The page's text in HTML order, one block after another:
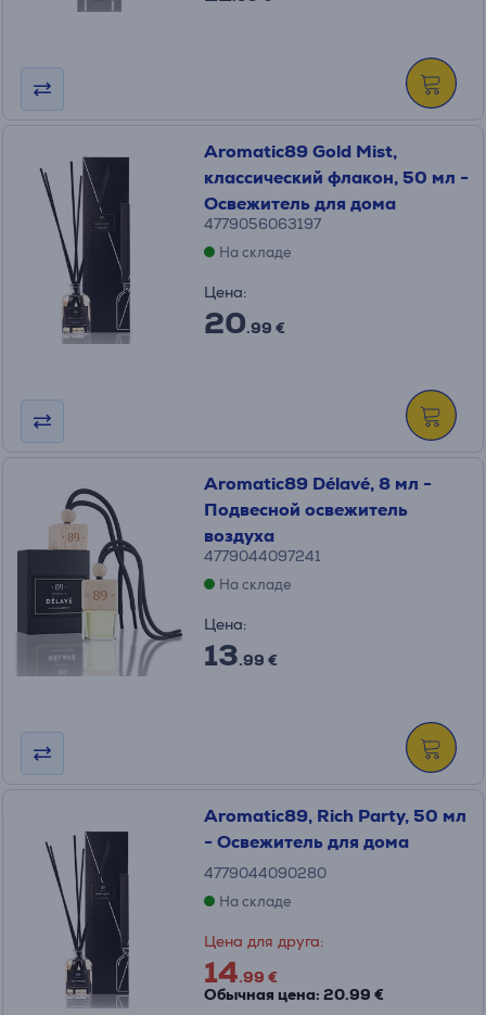
Aromatic89 Gold Mist,
классический флакон, 50 мл -
Освежитель для дома
4779056063197
На складе
Цена:
20.99 €
Aromatic89 Délavé, 8 мл -
Подвесной освежитель
воздуха
4779044097241
На складе
Цена:
13.99 €
Aromatic89, Rich Party, 50 мл
- Освежитель для дома
4779044090280
На складе
Цена для друга:
14.99 €
Обычная цена: 20.99 €